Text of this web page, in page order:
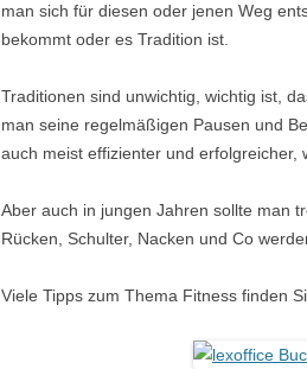
man sich für diesen oder jenen Weg
bekommt oder es Tradition ist.
Traditionen sind unwichtig, wichtig ist,
man seine regelmäßigen Pausen und
auch meist effizienter und erfolgreicher,
Aber auch in jungen Jahren sollte man
Rücken, Schulter, Nacken und Co
Viele Tipps zum Thema Fitness finden